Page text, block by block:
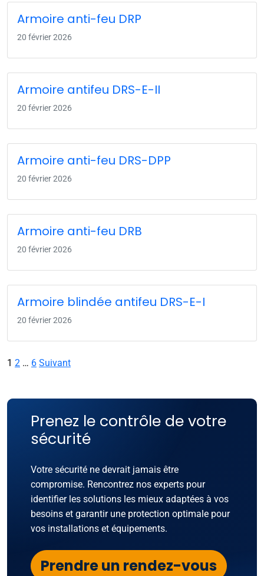
Armoire anti-feu DRP
20 février 2026
Armoire antifeu DRS-E-II
20 février 2026
Armoire anti-feu DRS-DPP
20 février 2026
Armoire anti-feu DRB
20 février 2026
Armoire blindée antifeu DRS-E-I
20 février 2026
Pagination
publications
1 2 … 6 Suivant
Prenez le contrôle de votre
sécurité
Votre sécurité ne devrait jamais être
compromise. Rencontrez nos experts pour
identifier les solutions les mieux adaptées à vos
besoins et garantir une protection optimale pour
vos installations et équipements.
Prendre un rendez-vous